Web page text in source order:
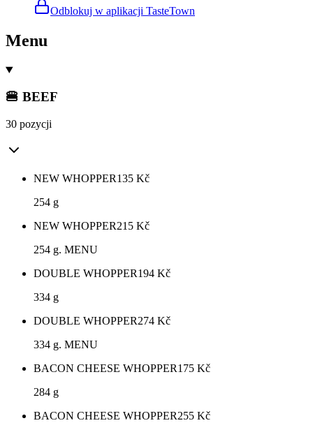
Odblokuj w aplikacji TasteTown
Menu
🍔 BEEF
30 pozycji
NEW WHOPPER135 Kč
254 g
NEW WHOPPER215 Kč
254 g. MENU
DOUBLE WHOPPER194 Kč
334 g
DOUBLE WHOPPER274 Kč
334 g. MENU
BACON CHEESE WHOPPER175 Kč
284 g
BACON CHEESE WHOPPER255 Kč